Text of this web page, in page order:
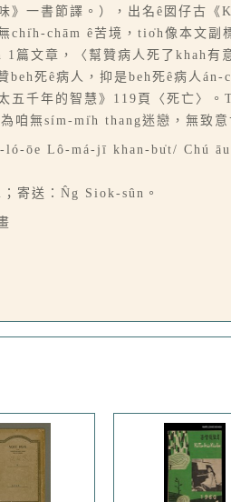
》一書節譯。），出名ê囡仔
chi̍h-chām ê苦境，tio̍h像本文
1篇文章，〈幫贊病人死了khah
beh死ê病人，抑是beh死ê病人
五千年的智慧》119頁〈死亡〉
咱無sím-mi̍h thang迷戀，無
ló-ōe Lô-má-jī khan-bu̍t/ Chú
寄送：N̂g Siok-sûn。